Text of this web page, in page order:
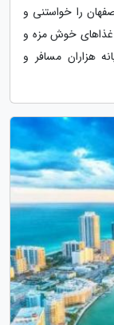
را خواستنی و
غذاهای خوش مزه و
هزاران مسافر و